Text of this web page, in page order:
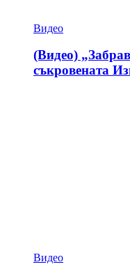
Видео
(Видео)
съкровената
Видео